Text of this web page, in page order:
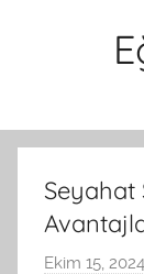
Seyahat
Ekim 15, 2024